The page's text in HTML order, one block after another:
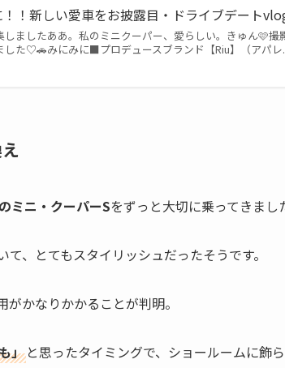
！！新しい愛車をお披露目・ドライブデート
しましたああ。私のミニクーパー、愛らしい。きゅん🩷撮
した♡🚗みにみに■プロデュースブランド【Riu】（アパレ
ミニ・クーパーSをずっと大切に乗ってきまし
、とてもスタイリッシュだったそうです。
かなりかかることが判明。
」 と思ったタイミングで、ショールームに飾